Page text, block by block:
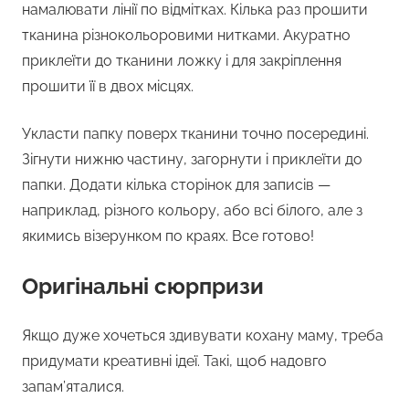
намалювати лінії по відмітках. Кілька раз прошити
тканина різнокольоровими нитками. Акуратно
приклеїти до тканини ложку і для закріплення
прошити її в двох місцях.
Укласти папку поверх тканини точно посередині.
Зігнути нижню частину, загорнути і приклеїти до
папки. Додати кілька сторінок для записів —
наприклад, різного кольору, або всі білого, але з
якимись візерунком по краях. Все готово!
Оригінальні сюрпризи
Якщо дуже хочеться здивувати кохану маму, треба
придумати креативні ідеї. Такі, щоб надовго
запам’яталися.